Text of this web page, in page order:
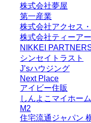
株式会社夢屋
第一産業
株式会社アクセス
株式会社ティーア
NIKKEI
シンセイトラスト
J’sハウジング
Next Place
アイビー住販
しんよこマイホー
M2
住宅流通ジャパン